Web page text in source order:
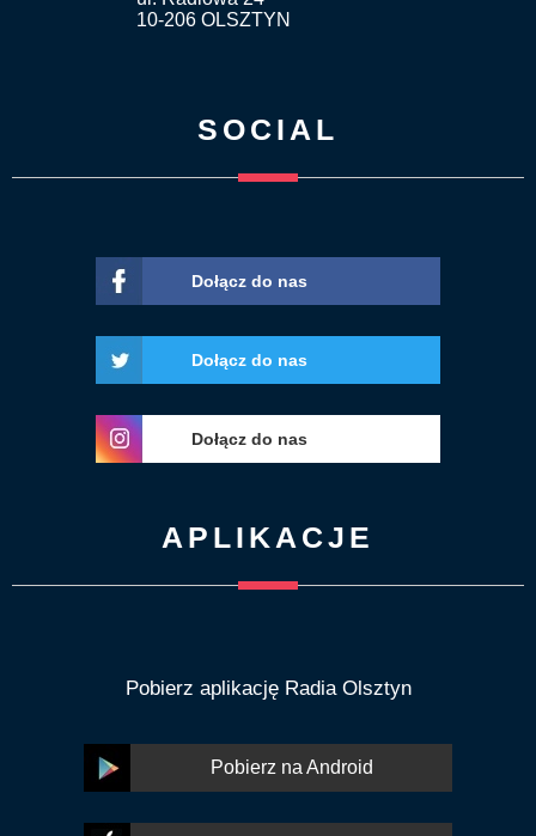
10-206 OLSZTYN
SOCIAL
Dołącz do nas
Dołącz do nas
Dołącz do nas
APLIKACJE
Pobierz aplikację Radia Olsztyn
Pobierz na Android